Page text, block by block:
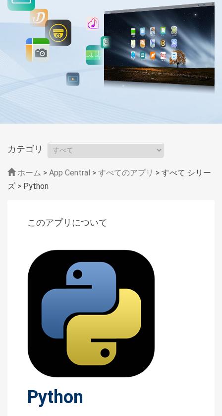
カテゴリ
ホーム > App Central > すべてのアプリ > すべて シリー
ズ > Python
このアプリについて
Python